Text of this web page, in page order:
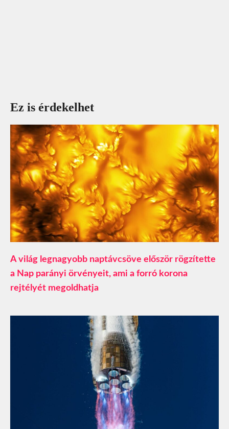
Ez is érdekelhet
A világ legnagyobb naptávcsöve először rögzítette
a Nap parányi örvényeit, ami a forró korona
rejtélyét megoldhatja